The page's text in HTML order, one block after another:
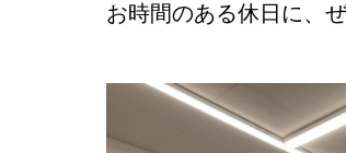
お時間のある休日に、